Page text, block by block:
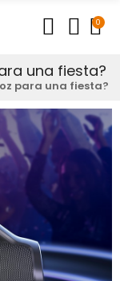
0
una fiesta?
para una fiesta?